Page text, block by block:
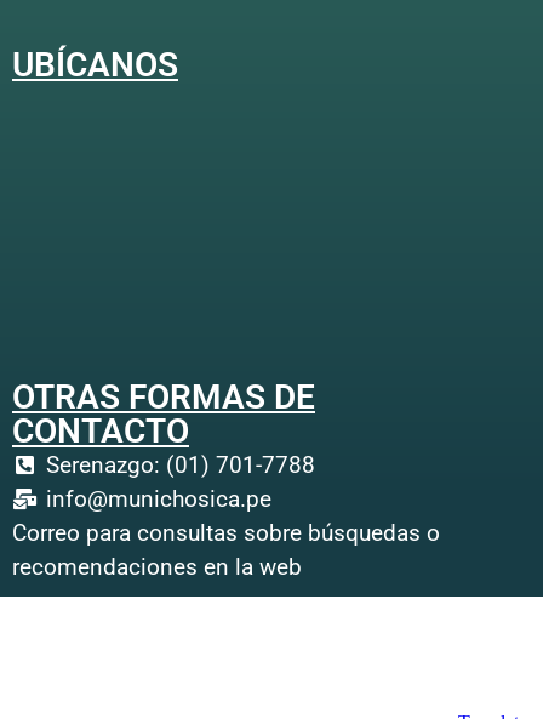
UBÍCANOS
OTRAS FORMAS DE
CONTACTO
Serenazgo: (01) 701-7788
info@munichosica.pe
Correo para consultas sobre búsquedas o
recomendaciones en la web